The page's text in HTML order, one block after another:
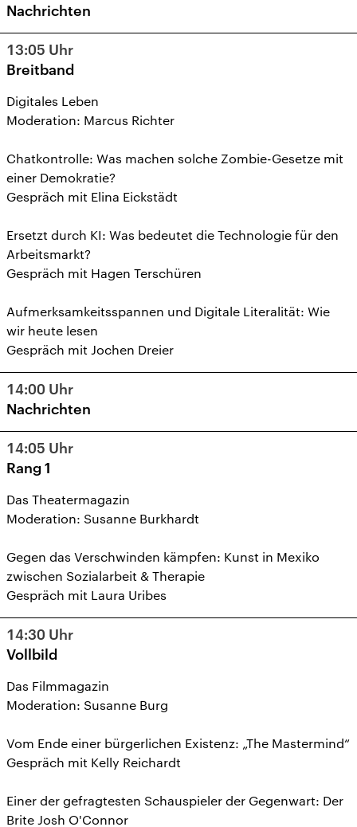
Nachrichten
13:05 Uhr
Breitband
Digitales Leben
Moderation: Marcus Richter
Chatkontrolle: Was machen solche Zombie-Gesetze mit
einer Demokratie?
Gespräch mit Elina Eickstädt
Ersetzt durch KI: Was bedeutet die Technologie für den
Arbeitsmarkt?
Gespräch mit Hagen Terschüren
Aufmerksamkeitsspannen und Digitale Literalität: Wie
wir heute lesen
Gespräch mit Jochen Dreier
14:00 Uhr
Nachrichten
14:05 Uhr
Rang 1
Das Theatermagazin
Moderation: Susanne Burkhardt
Gegen das Verschwinden kämpfen: Kunst in Mexiko
zwischen Sozialarbeit & Therapie
Gespräch mit Laura Uribes
14:30 Uhr
Vollbild
Das Filmmagazin
Moderation: Susanne Burg
Vom Ende einer bürgerlichen Existenz: „The Mastermind“
Gespräch mit Kelly Reichardt
Einer der gefragtesten Schauspieler der Gegenwart: Der
Brite Josh O'Connor